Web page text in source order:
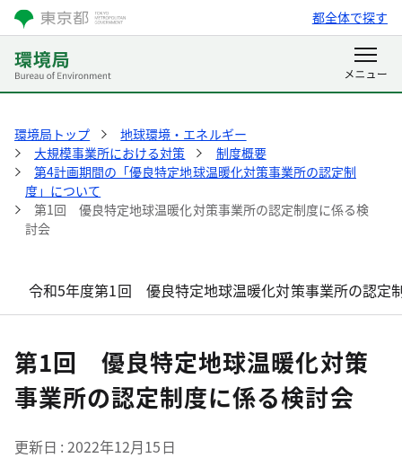
都全体で探す
環境局トップ
地球環境・エネルギー
大規模事業所における対策
制度概要
第4計画期間の「優良特定地球温暖化対策事業所の認定制
度」について
第1回 優良特定地球温暖化対策事業所の認定制度に係る検
討会
令和5年度第1回 優良特定地球温暖化対策事業所の認定
第1回 優良特定地球温暖化対策
事業所の認定制度に係る検討会
更新日 2022年12月15日